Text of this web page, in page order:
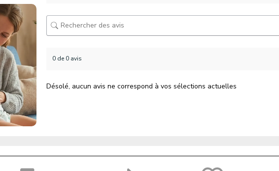
0 de 0 avis
Désolé, aucun avis ne correspond à vos sélections actuelles